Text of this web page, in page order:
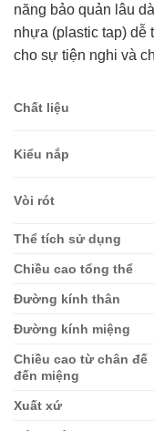
năng bảo quản lâu
nhựa (plastic tap) dễ
cho sự tiện nghi và
Chất liệu
Kiểu nắp
Vòi rót
Thể tích sử dụng
Chiều cao tổng thể
Đường kính thân
Đường kính miệng
Chiều cao từ chân đế
đến miệng
Xuất xứ